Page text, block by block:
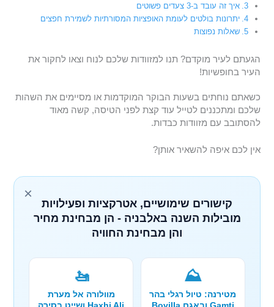
איך זה עובד ב-3 צעדים פשוטים
יתרונות בולטים לעומת האופציות המסורתיות לשמירת חפצים
שאלות נפוצות
הגעתם לעיר מוקדם? תנו למזוודות שלכם לנוח וצאו לחקור את
העיר בחופשיות!
כשאתם נוחתים בשעות הבוקר המוקדמות או מסיימים את השהות
שלכם ומתכננים לטייל עוד קצת לפני הטיסה, קשה מאוד
להסתובב עם מזוודות כבדות.
אין לכם איפה להשאיר אותן?
×
קישורים שימושיים, אטרקציות ופעילויות
מובילות השנה באלבניה - הן מבחינת מחיר
והן מבחינת החוויה
⛰️
מטירנה: טיול רגלי בהר
🚤
מוולורה אל מערת